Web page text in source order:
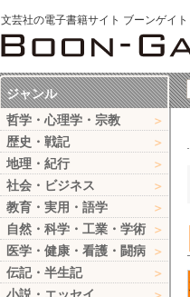
文芸社の電子書籍サイト ブーンゲイト
ジャンル
哲学・心理学・宗教
歴史・戦記
地理・紀行
社会・ビジネス
教育・実用・語学
自然・科学・工業・学術
医学・健康・看護・闘病
伝記・半生記